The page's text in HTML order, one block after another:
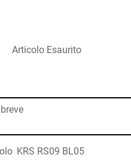
Articolo Esaurito
KRS RS09 BL05